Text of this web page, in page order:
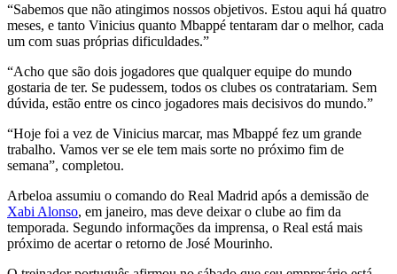
“Sabemos que não atingimos nossos objetivos. Estou aqui há quatro
meses, e tanto Vinicius quanto Mbappé tentaram dar o melhor, cada
um com suas próprias dificuldades.”
“Acho que são dois jogadores que qualquer equipe do mundo
gostaria de ter. Se pudessem, todos os clubes os contratariam. Sem
dúvida, estão entre os cinco jogadores mais decisivos do mundo.”
“Hoje foi a vez de Vinicius marcar, mas Mbappé fez um grande
trabalho. Vamos ver se ele tem mais sorte no próximo fim de
semana”, completou.
Arbeloa assumiu o comando do Real Madrid após a demissão de
Xabi Alonso, em janeiro, mas deve deixar o clube ao fim da
temporada. Segundo informações da imprensa, o Real está mais
próximo de acertar o retorno de José Mourinho.